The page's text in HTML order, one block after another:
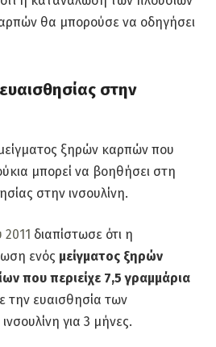
θα μπορούσε να οδηγήσει
στην
ξηρών καρπών που
μπορεί να βοηθήσει στη
στην ινσουλίνη.
διαπίστωσε ότι η
ενός μείγματος ξηρών
που περιείχε 7,5 γραμμάρια
την ευαισθησία των
για 3 μήνες.